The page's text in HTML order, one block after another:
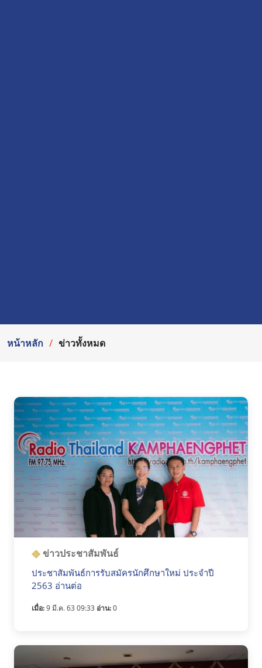
หน้าหลัก ข่าวทั้งหมด
ข่าวประชาสัมพันธ์
ประชาสัมพันธ์การรับสมัครนักศึกษาใหม่ ประจำปี
2563 อ่านต่อ
เมื่อ:9 มี.ค. 63 09:33 อ่าน:0